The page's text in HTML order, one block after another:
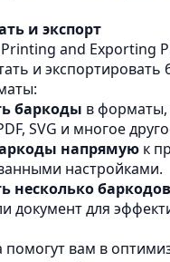
и экспорт
and Exporting
и экспортировать
баркоды в форматы,
SVG и многое
напрямую к
настройками.
несколько баркодов
документ для
помогут вам в